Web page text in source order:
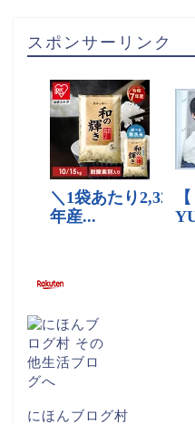
スポンサーリンク
にほんブログ村